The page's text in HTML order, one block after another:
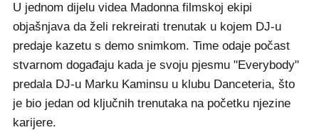
U jednom dijelu videa Madonna filmskoj ekipi
objašnjava da želi rekreirati trenutak u kojem DJ-u
predaje kazetu s demo snimkom. Time odaje počast
stvarnom događaju kada je svoju pjesmu "Everybody"
predala DJ-u Marku Kaminsu u klubu Danceteria, što
je bio jedan od ključnih trenutaka na početku njezine
karijere.